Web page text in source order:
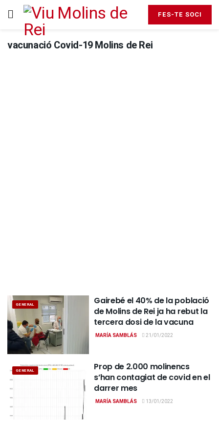
FES-TE SOCI
vacunació Covid-19 Molins de Rei
GENERAL
Gairebé el 40% de la població
de Molins de Rei ja ha rebut la
tercera dosi de la vacuna
MARÍA SAMBLÁS 21/01/2022
GENERAL
Prop de 2.000 molinencs
s’han contagiat de covid en el
darrer mes
MARÍA SAMBLÁS 13/01/2022